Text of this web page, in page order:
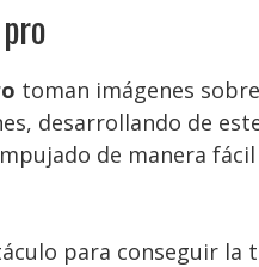
toman imágenes
desarrollando de
de manera
para conseguir